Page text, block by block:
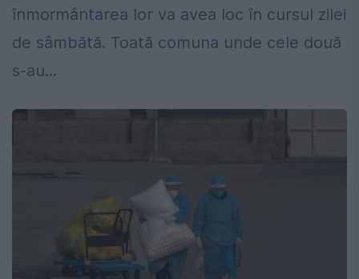
înmormântarea lor va avea loc în cursul zilei
de sâmbătă. Toată comuna unde cele două
s-au...